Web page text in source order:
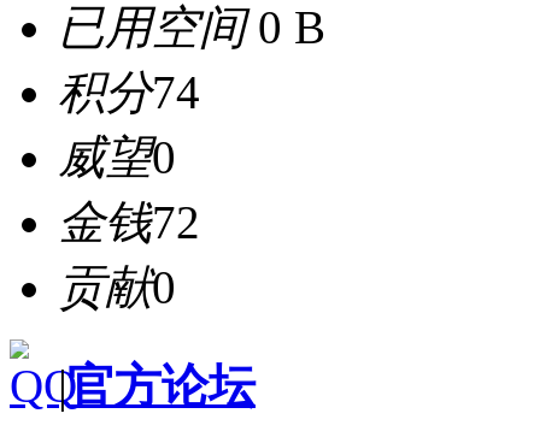
已用空间0 B
积分74
威望0
金钱72
贡献0
|官方论坛